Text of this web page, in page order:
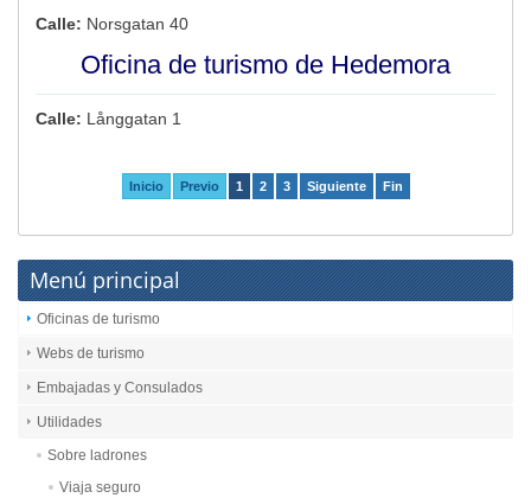
Calle: Norsgatan 40
Oficina de turismo de Hedemora
Calle: Långgatan 1
Inicio Previo 1 2 3 Siguiente Fin
Menú principal
Oficinas de turismo
Webs de turismo
Embajadas y Consulados
Utilidades
Sobre ladrones
Viaja seguro